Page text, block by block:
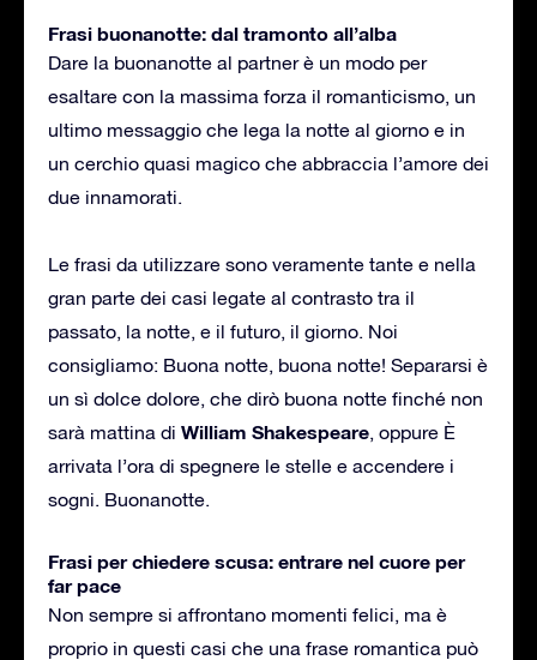
Frasi buonanotte: dal tramonto all’alba
Dare la buonanotte al partner è un modo per
esaltare con la massima forza il romanticismo, un
ultimo messaggio che lega la notte al giorno e in
un cerchio quasi magico che abbraccia l’amore dei
due innamorati.
Le frasi da utilizzare sono veramente tante e nella
gran parte dei casi legate al contrasto tra il
passato, la notte, e il futuro, il giorno. Noi
consigliamo: Buona notte, buona notte! Separarsi è
un sì dolce dolore, che dirò buona notte finché non
sarà mattina di William Shakespeare, oppure È
arrivata l’ora di spegnere le stelle e accendere i
sogni. Buonanotte.
Frasi per chiedere scusa: entrare nel cuore per
far pace
Non sempre si affrontano momenti felici, ma è
proprio in questi casi che una frase romantica può